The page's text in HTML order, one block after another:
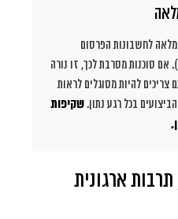
מלאה לחשבונות הפרסום
(Google Ads, Meta Ads). אם סוכנות מסרבת לכך, זו נורה
צריכים להיות מסוגלים לראות
בכל רגע נתון.שקיפות
ארגונית